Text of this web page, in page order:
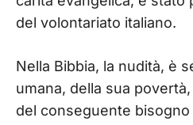
del volontariato italiano.
Nella Bibbia, la nudità, è
umana, della sua
del conseguente